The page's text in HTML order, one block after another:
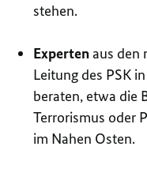
stehen.
Expertenaus den
Leitung des PSK
beraten, etwa die
Terrorismus oder
im Nahen Osten.